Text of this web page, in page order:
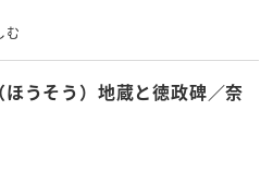
む
ほうそう）地蔵と徳政碑／奈